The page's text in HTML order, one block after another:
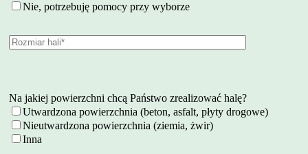
Nie, potrzebuję pomocy przy wyborze
Na jakiej powierzchni chcą Państwo zrealizować halę?
Utwardzona powierzchnia (beton, asfalt, płyty drogowe)
Nieutwardzona powierzchnia (ziemia, żwir)
Inna